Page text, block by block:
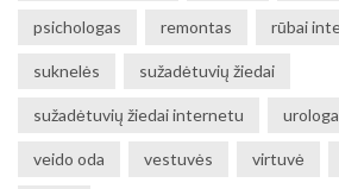
psichologas remontas rūbai
suknelės sužadėtuvių žiedai
sužadėtuvių žiedai internetu
veido oda vestuvės virtuvė